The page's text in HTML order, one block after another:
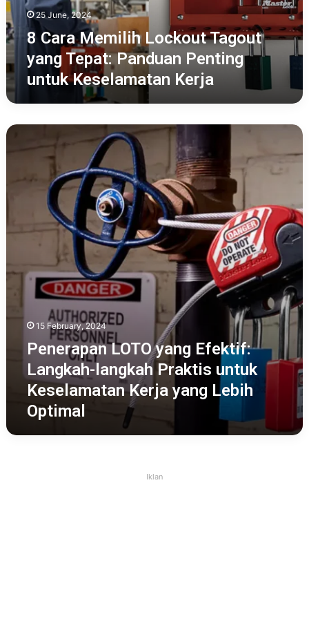
Panduan
Penting
untuk
Keselamatan
Kerja
25 June, 2024
8 Cara Memilih Lockout Tagout
yang Tepat: Panduan Penting
untuk Keselamatan Kerja
Penerapan
untuk
Keselamatan
yang
15 February, 2024
Penerapan LOTO yang Efektif:
Langkah-langkah Praktis untuk
Keselamatan Kerja yang Lebih
Optimal
Iklan